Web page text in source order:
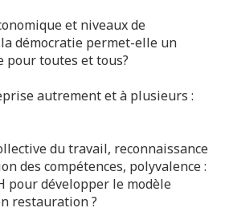
et niveaux de
démocratie permet-elle un
pour toutes et tous?
autrement et à plusieurs :
du travail, reconnaissance
des compétences, polyvalence :
pour développer le modèle
restauration ?